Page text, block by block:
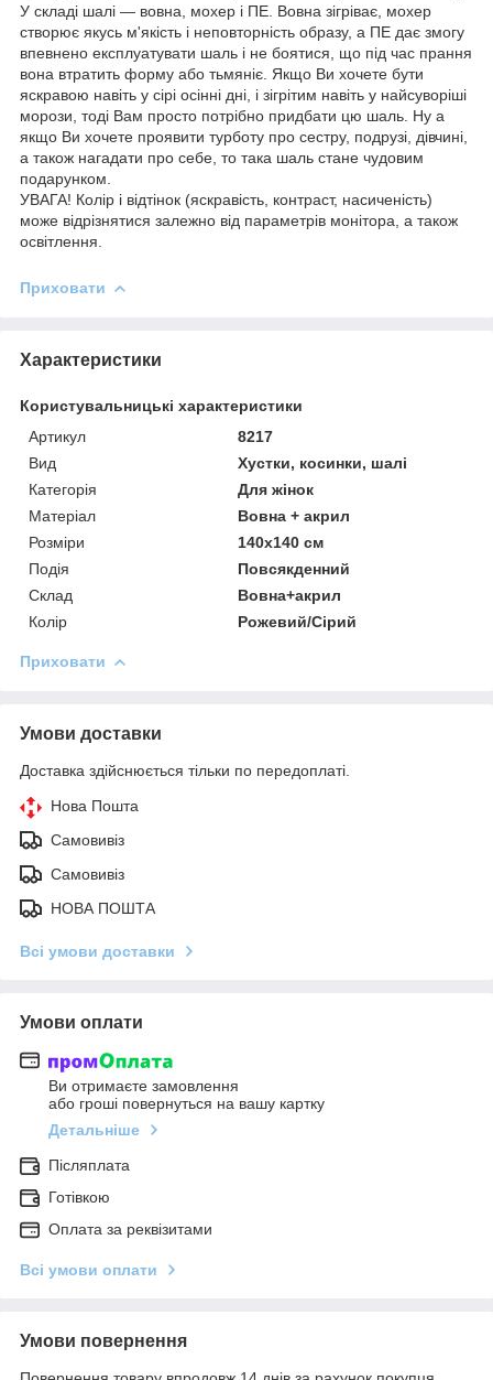
У складі шалі — вовна, мохер і ПЕ. Вовна зігріває, мохер
створює якусь м'якість і неповторність образу, а ПЕ дає змогу
впевнено експлуатувати шаль і не боятися, що під час прання
вона втратить форму або тьмяніє. Якщо Ви хочете бути
яскравою навіть у сірі осінні дні, і зігрітим навіть у найсуворіші
морози, тоді Вам просто потрібно придбати цю шаль. Ну а
якщо Ви хочете проявити турботу про сестру, подрузі, дівчині,
а також нагадати про себе, то така шаль стане чудовим
подарунком.
УВАГА! Колір і відтінок (яскравість, контраст, насиченість)
може відрізнятися залежно від параметрів монітора, а також
освітлення.
Приховати
Характеристики
Користувальницькі характеристики
Артикул
8217
Вид
Хустки, косинки, шалі
Категорія
Для жінок
Матеріал
Вовна + акрил
Розміри
140х140 см
Подія
Повсякденний
Склад
Вовна+акрил
Колір
Рожевий/Сірий
Приховати
Умови доставки
Доставка здійснюється тільки по передоплаті.
Нова Пошта
Самовивіз
Самовивіз
НОВА ПОШТА
Всі умови доставки
Умови оплати
Ви отримаєте замовлення
або гроші повернуться на вашу картку
Детальніше
Післяплата
Готівкою
Оплата за реквізитами
Всі умови оплати
Умови повернення